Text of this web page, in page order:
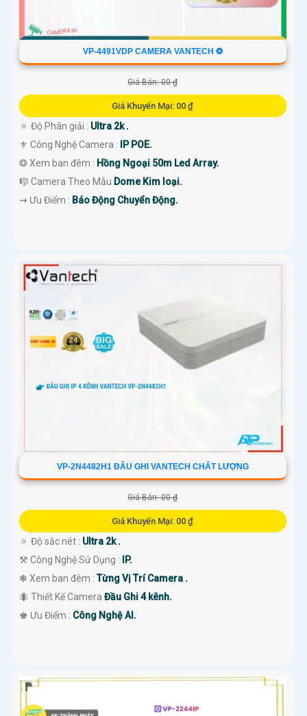
VP-4491VDP CAMERA VANTECH ❂
Giá Bán: 00 ₫
Giá Khuyến Mại: 00 ₫
🔅 Độ Phân giải : Ultra 2k .
⚜️ Công Nghệ Camera :
IP POE.
❂ Xem ban đêm : Hồng Ngoại 50m Led Array.
🎼️ Camera Theo Mẫu Dome Kim loại.
️⇝ Ưu Điểm : Báo Động Chuyển Động.
VP-2N4482H1 ĐẦU GHI VANTECH CHẤT LƯỢNG
Giá Bán: 00 ₫
Giá Khuyến Mại: 00 ₫
🔅 Độ sắc nét : Ultra 2k .
⚒ Công Nghệ Sử Dụng :
IP.
❃ Xem ban đêm :Từng Vị Trí Camera .
🐜 Thiết Kế Camera Đầu Ghi 4 kênh.
️♚ Ưu Điểm : Công Nghệ AI.